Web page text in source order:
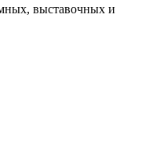
выставочных и